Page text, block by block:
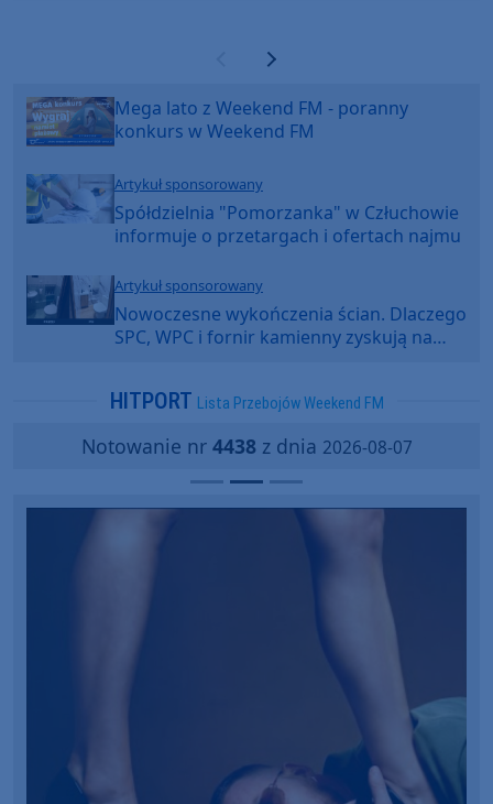
Poprzednia strona
Następna strona
Mega lato z Weekend FM - poranny
konkurs w Weekend FM
Artykuł sponsorowany
Spółdzielnia "Pomorzanka" w Człuchowie
informuje o przetargach i ofertach najmu
Artykuł sponsorowany
Nowoczesne wykończenia ścian. Dlaczego
SPC, WPC i fornir kamienny zyskują na
HITPORT Lista Przebojów Weekend FM
Notowanie nr 4438z dnia 2026-08-07